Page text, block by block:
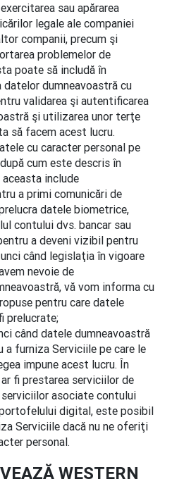
sau apărarea
legale ale companiei
companii, precum şi
problemelor de
poate să includă în
dumneavoastră cu
validarea şi autentificarea
şi utilizarea unor terţe
să facem acest lucru.
cu caracter personal pe
cum este descris în
include
a primi comunicări de
datele biometrice,
contului dvs. bancar sau
a deveni vizibil pentru
când legislaţia în vigoare
nevoie de
vă vom informa cu
pentru care datele
prelucrate;
când datele dumneavoastră
a furniza Serviciile pe care le
impune acest lucru. În
fi prestarea serviciilor de
asociate contului
digital, este posibil
Serviciile dacă nu ne oferiţi
personal.
WESTERN